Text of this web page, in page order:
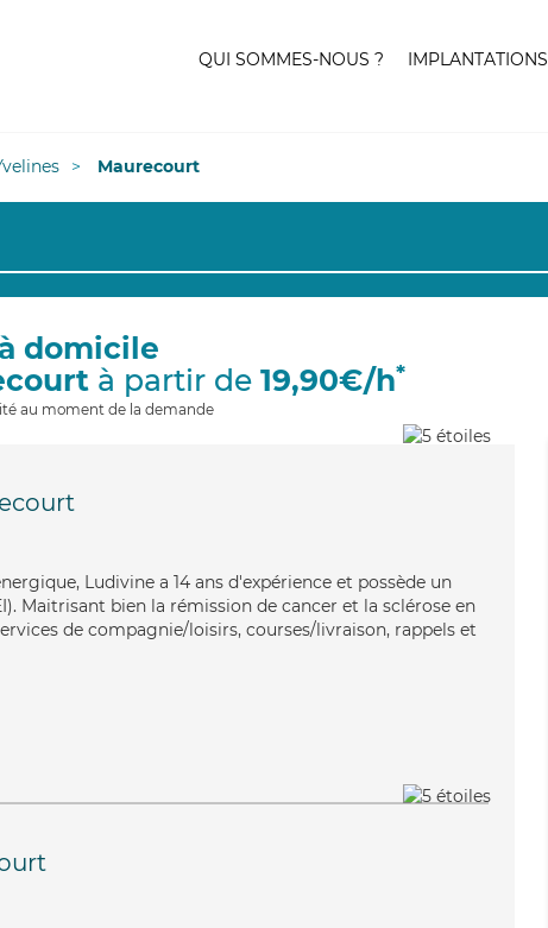
QUI SOMMES-NOUS ? IMPLANTATIONS
Maurecourt
domicile
à partir de 19,90€/h*
au moment de la demande
Ludivine a 14 ans d'expérience et possède un
Maitrisant bien la rémission de cancer et la sclérose en
de compagnie/loisirs, courses/livraison, rappels et